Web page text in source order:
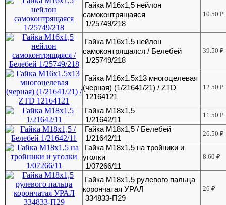
Гайка М16х1,5 нейлон
самоконтрящаяся
1/25749/218
10.50₽
Гайка М16х1,5 нейлон
самоконтрящаяся / Белебей
1/25749/218
39.50₽
Гайка М16х1.5х13 многоцелевая
(черная) (1/21641/21) / ZTD
12164121
12.50₽
Гайка М18х1,5
1/21642/11
11.50₽
Гайка М18х1,5 / Белебей
1/21642/11
26.50₽
Гайка М18х1,5 на тройники и
уголки
1/07266/11
8.60₽
Гайка М18х1,5 рулевого пальца
корончатая УРАЛ
334833-П29
26₽